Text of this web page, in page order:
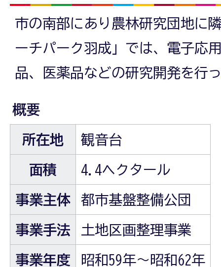
市の南部にあり農林研究団地に
ーチパーク羽成」では、電子応
品、医薬品などの研究開発を行
概要
所在地 観音台
面積 4.4ヘクタール
事業主体 都市基盤整備公団
事業手法 土地区画整理事業
事業年度 昭和59年～昭和62年